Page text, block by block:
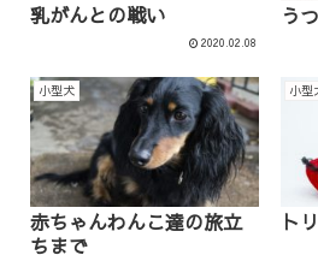
乳がんとの戦い
2020.02.08
う
小型犬
赤ちゃんわんこ達の旅立
ちまで
小型
ト